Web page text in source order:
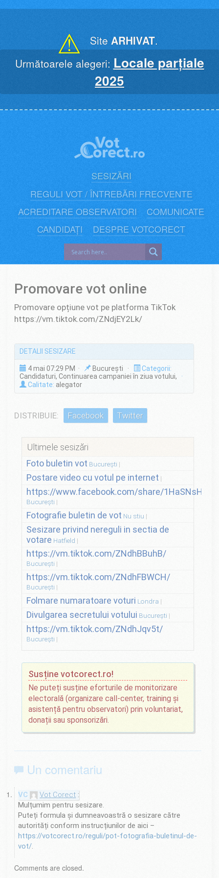
⚠ Site ARHIVAT.
Următoarele alegeri: Locale parțiale
2025
SESIZĂRI
REGULI VOT / ÎNTREBĂRI FRECVENTE
ACREDITARE OBSERVATORI
COMUNICATE
CANDIDAȚI
DESPRE VOTCORECT
Promovare vot online
Promovare opțiune vot pe platforma TikTok
https://vm.tiktok.com/ZNdjEY2Lk/
DETALII SESIZARE
4 mai 07:29 PM · București ·
Categorii:
Candidaturi, Continuarea campaniei în ziua votului,
·
Calitate: alegator
DISTRIBUIE: Facebook Twitter
Ultimele sesizări
Foto buletin vot București
Postare video cu votul pe internet
https://www.facebook.com/share/
București
Fotografie buletin de vot Nu stiu
Sesizare privind nereguli in sectia de
votare Hatfield
https://vm.tiktok.com/ZNdhBBuhB/
București
https://vm.tiktok.com/ZNdhFBWCH/
București
Folmare numaratoare voturi Londra
Divulgarea secretului votului București
https://vm.tiktok.com/ZNdhJqv5t/
București
Susține votcorect.ro!
Ne puteți susține eforturile de monitorizare
electorală (organizare call-center, training și
asistență pentru observatori) prin voluntariat,
donații sau sponsorizări.
Un comentariu
Vot Corect
Mulțumim pentru sesizare.
Puteți formula și dumneavoastră o sesizare către
autorități conform instrucțiunilor de aici –
https://votcorect.ro/reguli/pot-fotografia-buletinul-de-
vot/
Comments are closed.